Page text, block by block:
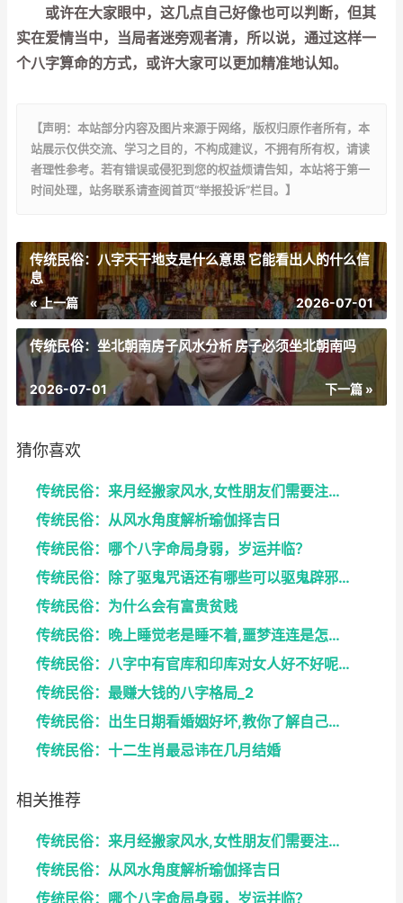
或许在大家眼中，这几点自己好像也可以判断，但其
实在爱情当中，当局者迷旁观者清，所以说，通过这样一
个八字算命的方式，或许大家可以更加精准地认知。
【声明：本站部分内容及图片来源于网络，版权归原作者所有，本
站展示仅供交流、学习之目的，不构成建议，不拥有所有权，请读
者理性参考。若有错误或侵犯到您的权益烦请告知，本站将于第一
时间处理，站务联系请查阅首页“举报投诉”栏目。】
传统民俗：八字天干地支是什么意思 它能看出人的什么信
息
« 上一篇 2026-07-01
传统民俗：坐北朝南房子风水分析 房子必须坐北朝南吗
下一篇 »
2026-07-01
猜你喜欢
传统民俗：来月经搬家风水,女性朋友们需要注意了
传统民俗：从风水角度解析瑜伽择吉日
传统民俗：哪个八字命局身弱，岁运并临？
传统民俗：除了驱鬼咒语还有哪些可以驱鬼辟邪的方法？...
传统民俗：为什么会有富贵贫贱
传统民俗：晚上睡觉老是睡不着,噩梦连连是怎么回事
传统民俗：八字中有官库和印库对女人好不好呢？赶快收...
传统民俗：最赚大钱的八字格局_2
传统民俗：出生日期看婚姻好坏,教你了解自己未来的婚...
传统民俗：十二生肖最忌讳在几月结婚
相关推荐
传统民俗：来月经搬家风水,女性朋友们需要注意了
传统民俗：从风水角度解析瑜伽择吉日
传统民俗：哪个八字命局身弱，岁运并临？